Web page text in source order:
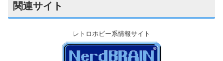
関連サイト
レトロホビー系情報サイト